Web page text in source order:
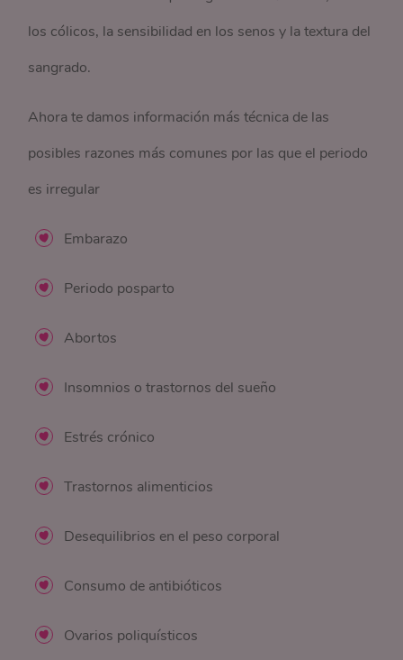
los cólicos, la sensibilidad en los senos y la textura del
sangrado.
Ahora te damos información más técnica de las
posibles razones más comunes por las que el periodo
es irregular
Embarazo
Periodo posparto
Abortos
Insomnios o trastornos del sueño
Estrés crónico
Trastornos alimenticios
Desequilibrios en el peso corporal
Consumo de antibióticos
Ovarios poliquísticos